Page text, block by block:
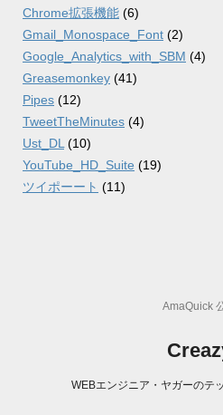
Chrome拡張機能 (6)
Gmail_Monospace_Font (2)
Google_Analytics_with_SBM (4)
Greasemonkey (41)
Pipes (12)
TweetTheMinutes (4)
Ust_DL (10)
YouTube_HD_Suite (19)
ツイポーート (11)
AmaQuick
WEBエンジニア・ヤガーのテ